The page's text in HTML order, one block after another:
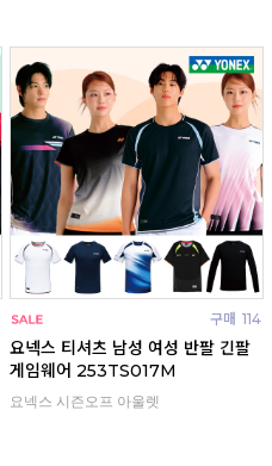
구매 114
요넥스 티셔츠 남성 여성 반팔 긴팔
게임웨어 253TS017M
요넥스 시즌오프 아울렛